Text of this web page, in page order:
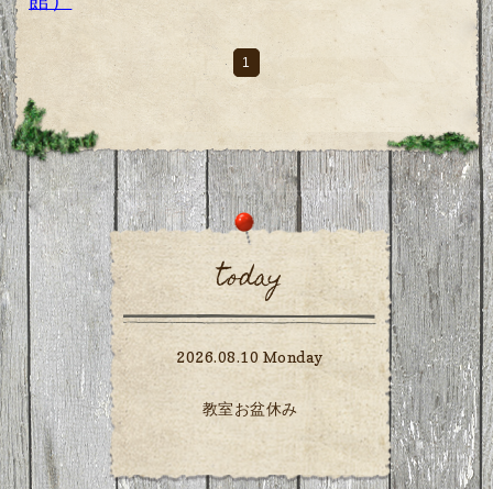
1
today
2026.08.10 Monday
教室お盆休み